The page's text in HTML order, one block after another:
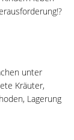
unter
Kräuter,
Lagerung